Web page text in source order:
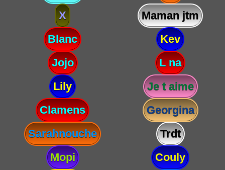
X
Maman jtm
Blanc
Kev
Jojo
L na
Lily
Je t aime
Clamens
Georgina
Sarahnouche
Trdt
Mopi
Couly